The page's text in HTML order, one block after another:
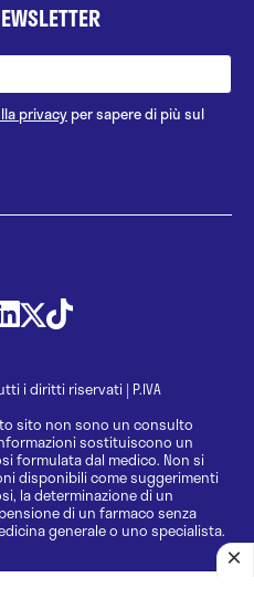
privacy per sapere di più sul
i diritti riservati | P.IVA
sito non sono un consulto
sostituiscono un
formulata dal medico. Non si
disponibili come suggerimenti
la determinazione di un
di un farmaco senza
generale o uno specialista.